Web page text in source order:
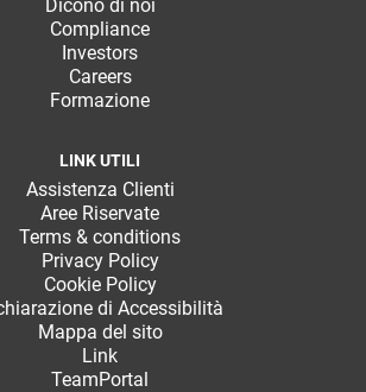
Dicono di noi
Compliance
Investors
Careers
Formazione
LINK UTILI
Assistenza Clienti
Aree Riservate
Terms & conditions
Privacy Policy
Cookie Policy
di Accessibilità
Mappa del sito
Link
TeamPortal